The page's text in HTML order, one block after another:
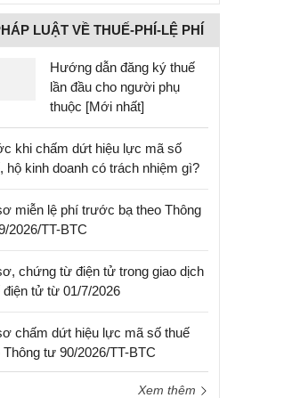
LUẬT VỀ THUẾ-PHÍ-LỆ PHÍ
Hướng dẫn đăng ký thuế
lần đầu cho người phụ
thuộc [Mới nhất]
khi chấm dứt hiệu lực mã số
hộ kinh doanh có trách nhiệm gì?
miễn lệ phí trước bạ theo Thông
2026/TT-BTC
chứng từ điện tử trong giao dịch
điện tử từ 01/7/2026
chấm dứt hiệu lực mã số thuế
Thông tư 90/2026/TT-BTC
Xem thêm